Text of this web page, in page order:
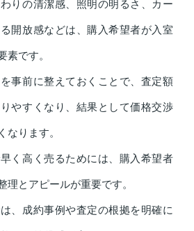
開放感などは、購入希望者が入室
です。
事前に整えておくことで、査定額
やすくなり、結果として価格交渉
ります。
く高く売るためには、購入希望者
とアピールが重要です。
、成約事例や査定の根拠を明確に